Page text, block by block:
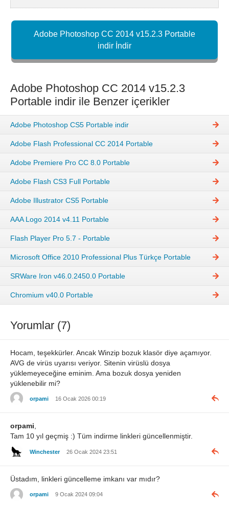
Adobe Photoshop CC 2014 v15.2.3 Portable
indir İndir
Adobe Photoshop CC 2014 v15.2.3
Portable indir ile Benzer içerikler
Adobe Photoshop CS5 Portable indir
Adobe Flash Professional CC 2014 Portable
Adobe Premiere Pro CC 8.0 Portable
Adobe Flash CS3 Full Portable
Adobe Illustrator CS5 Portable
AAA Logo 2014 v4.11 Portable
Flash Player Pro 5.7 - Portable
Microsoft Office 2010 Professional Plus Türkçe Portable
SRWare Iron v46.0.2450.0 Portable
Chromium v40.0 Portable
Yorumlar (7)
Hocam, teşekkürler. Ancak Winzip bozuk klasör diye açamıyor.
AVG de virüs uyarısı veriyor. Sitenin virüslü dosya
yüklemeyeceğine eminim. Ama bozuk dosya yeniden
yüklenebilir mi?
orpami 16 Ocak 2026 00:19
orpami,
Tam 10 yıl geçmiş :) Tüm indirme linkleri güncellenmiştir.
Winchester 26 Ocak 2024 23:51
Üstadım, linkleri güncelleme imkanı var mıdır?
orpami 9 Ocak 2024 09:04